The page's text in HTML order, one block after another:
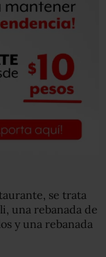
se trata
una rebanada de
y una rebanada